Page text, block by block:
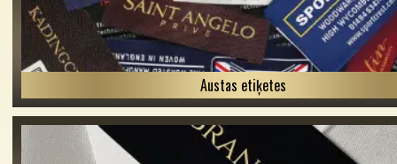
Austas etiķetes